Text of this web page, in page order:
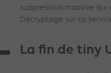
suppression massive qui
Décryptage sur ce
La fin de tiny